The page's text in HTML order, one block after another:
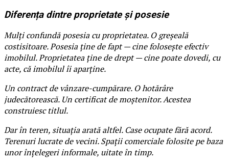
Diferența dintre proprietate și posesie
Mulți confundă posesia cu proprietatea. O greșeală
costisitoare. Posesia ține de fapt — cine folosește efectiv
imobilul. Proprietatea ține de drept — cine poate dovedi, cu
acte, că imobilul îi aparține.
Un contract de vânzare-cumpărare. O hotărâre
judecătorească. Un certificat de moștenitor. Acestea
construiesc titlul.
Dar în teren, situația arată altfel. Case ocupate fără acord.
Terenuri lucrate de vecini. Spații comerciale folosite pe baza
unor înțelegeri informale, uitate în timp.